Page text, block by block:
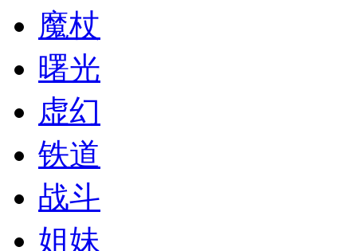
魔杖
曙光
虚幻
铁道
战斗
姐妹